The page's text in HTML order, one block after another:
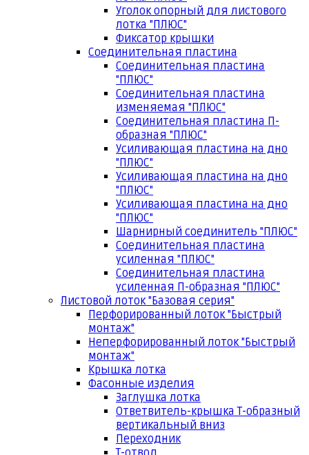
Уголок опорный для листового
лотка "ПЛЮС"
Фиксатор крышки
Соединительная пластина
Соединительная пластина
"ПЛЮС"
Соединительная пластина
изменяемая "ПЛЮС"
Соединительная пластина П-
образная "ПЛЮС"
Усиливающая пластина на дно
"ПЛЮС"
Усиливающая пластина на дно
"ПЛЮС"
Усиливающая пластина на дно
"ПЛЮС"
Шарнирный соединитель "ПЛЮС"
Соединительная пластина
усиленная "ПЛЮС"
Соединительная пластина
усиленная П-образная "ПЛЮС"
Листовой лоток "Базовая серия"
Перфорированный лоток "Быстрый
монтаж"
Неперфорированный лоток "Быстрый
монтаж"
Крышка лотка
Фасонные изделия
Заглушка лотка
Ответвитель-крышка Т-образный
вертикальный вниз
Переходник